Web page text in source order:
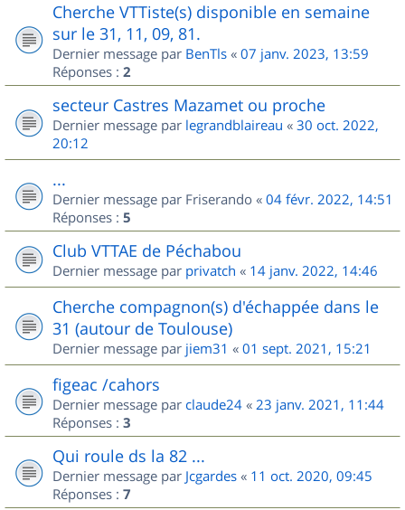
Cherche VTTiste(s) disponible en semaine
sur le 31, 11, 09, 81.
Dernier message par BenTls « 07 janv. 2023, 13:59
Réponses : 2
secteur Castres Mazamet ou proche
Dernier message par legrandblaireau « 30 oct. 2022,
20:12
...
Dernier message par Friserando « 04 févr. 2022, 14:51
Réponses : 5
Club VTTAE de Péchabou
Dernier message par privatch « 14 janv. 2022, 14:46
Cherche compagnon(s) d'échappée dans le
31 (autour de Toulouse)
Dernier message par jiem31 « 01 sept. 2021, 15:21
figeac /cahors
Dernier message par claude24 « 23 janv. 2021, 11:44
Réponses : 3
Qui roule ds la 82 ...
Dernier message par Jcgardes « 11 oct. 2020, 09:45
Réponses : 7